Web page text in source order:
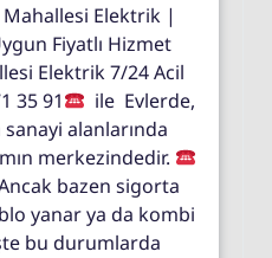
Elektrik |
Fiyatlı Hizmet
Elektrik 7/24 Acil
35 91
ile Evlerde,
alanlarında
merkezindedir.
bazen sigorta
yanar ya da kombi
bu durumlarda